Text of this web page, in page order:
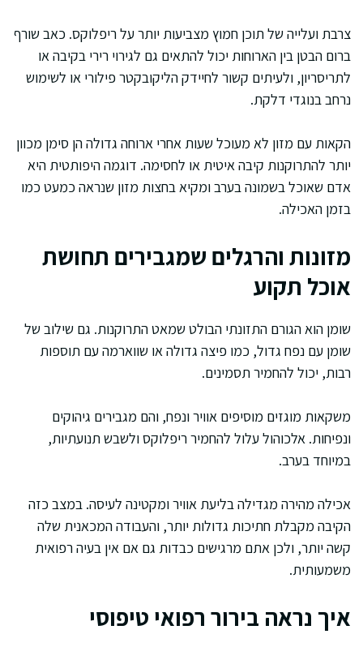
צרבת ועלייה של תוכן חמוץ מצביעות יותר על ריפלוקס. כאב שורף
ברום הבטן בין הארוחות יכול להתאים גם לגירוי רירי בקיבה או
לתריסריון, ולעיתים קשור לחיידק הליקובקטר פילורי או לשימוש
נרחב בנוגדי דלקת.
הקאות עם מזון לא מעוכל שעות אחרי ארוחה גדולה הן סימן מכוון
יותר להתרוקנות קיבה איטית או לחסימה. דוגמה היפותטית היא
אדם שאוכל בשמונה בערב ומקיא בחצות מזון שנראה כמעט כמו
בזמן האכילה.
מזונות והרגלים שמגבירים תחושת
אוכל תקוע
שומן הוא הגורם התזונתי הבולט שמאט התרוקנות. גם שילוב של
שומן עם נפח גדול, כמו פיצה גדולה או שווארמה עם תוספות
רבות, יכול להחמיר תסמינים.
משקאות מוגזים מוסיפים אוויר ונפח, והם מגבירים גיהוקים
ונפיחות. אלכוהול עלול להחמיר ריפלוקס ולשבש תנועתיות,
במיוחד בערב.
אכילה מהירה מגדילה בליעת אוויר ומקטינה לעיסה. במצב כזה
הקיבה מקבלת חתיכות גדולות יותר, והעבודה המכאנית שלה
קשה יותר, ולכן אתם מרגישים כבדות גם אם אין בעיה רפואית
משמעותית.
איך נראה בירור רפואי טיפוסי